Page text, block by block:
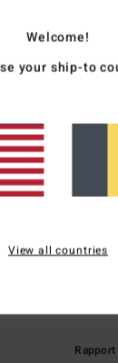
Note moyenne
5.0
Welcome!
your ship-to
View all countries